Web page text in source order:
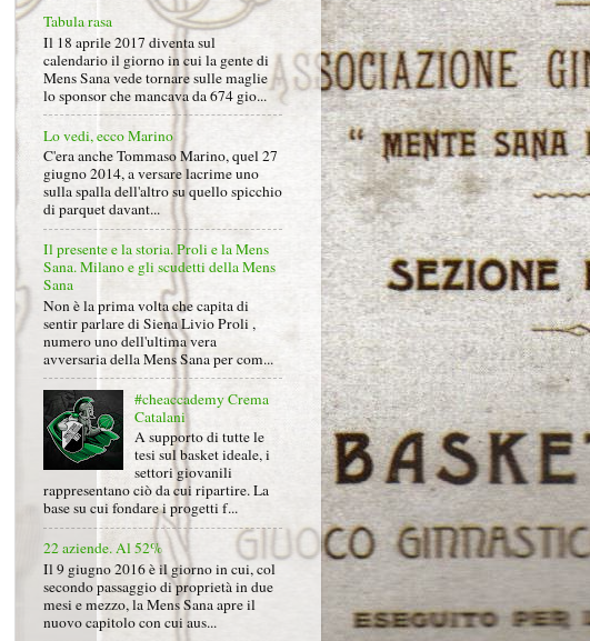
Tabula rasa
Il 18 aprile 2017 diventa sul
calendario il giorno in cui la gente di
Mens Sana vede tornare sulle maglie
lo sponsor che mancava da 674 gio...
Lo vedi, ecco Marino
C'era anche Tommaso Marino, quel 27
giugno 2014, a versare lacrime uno
sulla spalla dell'altro su quello spicchio
di parquet davant...
Il presente e la storia. Proli e la Mens
Sana. Milano e gli scudetti della Mens
Sana
Non è la prima volta che capita di
sentir parlare di Siena Livio Proli ,
numero uno dell'ultima vera
avversaria della Mens Sana per com...
#cheaccademy Crema
Catalani
A supporto di tutte le
tesi sul basket ideale, i
settori giovanili
rappresentano ciò da cui ripartire. La
base su cui fondare i progetti f...
22 aziende. Al 52%
Il 9 giugno 2016 è il giorno in cui, col
secondo passaggio di proprietà in due
mesi e mezzo, la Mens Sana apre il
nuovo capitolo con cui aus...